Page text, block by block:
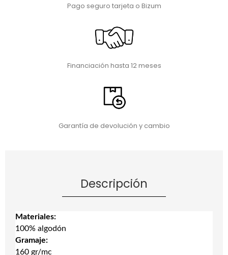
Pago seguro tarjeta o Bizum
Financiación hasta 12 meses
Garantía de devolución y cambio
Descripción
Materiales:
100% algodón
Gramaje:
160 gr/mc